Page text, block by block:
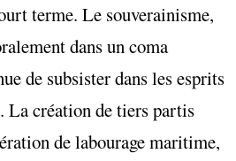
terme. Le souverainisme,
dans un coma
de subsister dans les esprits
La création de tiers partis
de labourage maritime,